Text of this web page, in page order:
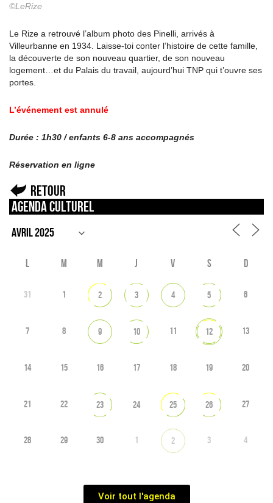
©LeRize
Le Rize a retrouvé l’album photo des Pinelli, arrivés à
Villeurbanne en 1934. Laisse-toi conter l’histoire de cette famille,
la découverte de son nouveau quartier, de son nouveau
logement…et du Palais du travail, aujourd’hui TNP qui t’ouvre ses
portes.
L’événement est annulé
Durée : 1h30 / enfants 6-8 ans accompagnés
Réservation en ligne
Retour
Agenda culturel
L M M J V S D
31 1 2 3 4 5 6
7 8 9 10 11 12 13
14 15 16 17 18 19 20
21 22 23 24 25 26 27
28 29 30 1 2 3 4
Voir tout l'agenda